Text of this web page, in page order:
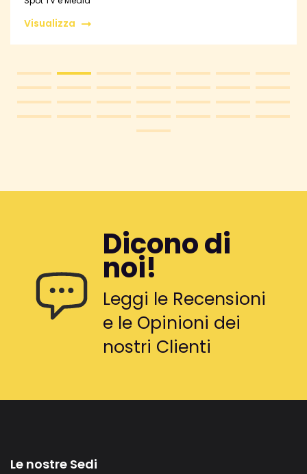
Visualizza
Dicono di
noi!
Leggi le Recensioni
e le Opinioni dei
nostri Clienti
Le nostre Sedi